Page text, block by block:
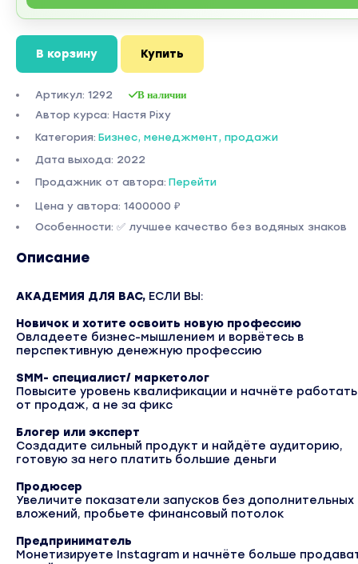
В корзину Купить
Артикул: 1292 В наличии
Автор курса: Настя Pixy
Категория: Бизнес, менеджмент, продажи
Дата выхода: 2022
Продажник от автора: Перейти
Цена у автора: 1400000 ₽
Особенности: ✅ лучшее качество без водяных знаков
Описание
АКАДЕМИЯ ДЛЯ ВАС, ЕСЛИ ВЫ:
Новичок и хотите освоить новую профессию
Овладеете бизнес-мышлением и ворвётесь в
перспективную денежную профессию
SMM- специалист/ маркетолог
Повысите уровень квалификации и начнёте
от продаж, а не за фикс
Блогер или эксперт
Создадите сильный продукт и найдёте аудиторию,
готовую за него платить большие деньги
Продюсер
Увеличите показатели запусков без дополнительных
вложений, пробьете финансовый потолок
Предприниматель
Монетизируете Instagram и начнёте больше